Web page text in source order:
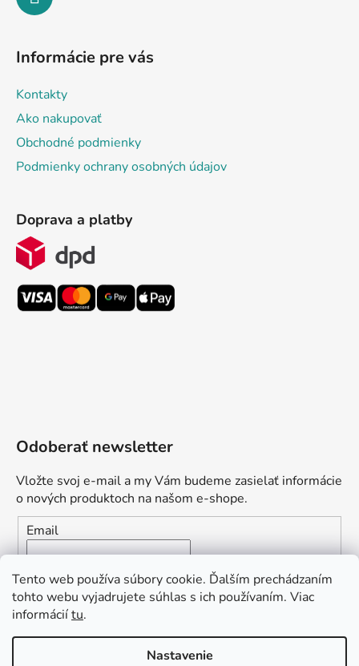
Tento web používa súbory cookie. Ďalším prechádzaním
tohto webu vyjadrujete súhlas s ich používaním. Viac
informáciítu.
Nastavenie
Informácie pre vás
Kontakty
Ako nakupovať
Obchodné podmienky
Podmienky ochrany osobných údajov
Doprava a platby
Odoberať newsletter
Vložte svoj e-mail a my Vám budeme zasielať informácie
o nových produktoch na našom e-shope.
Email
Vložením e-mailu súhlasíte s
podmienkami ochrany
osobných údajov
môžem pomôcť?“